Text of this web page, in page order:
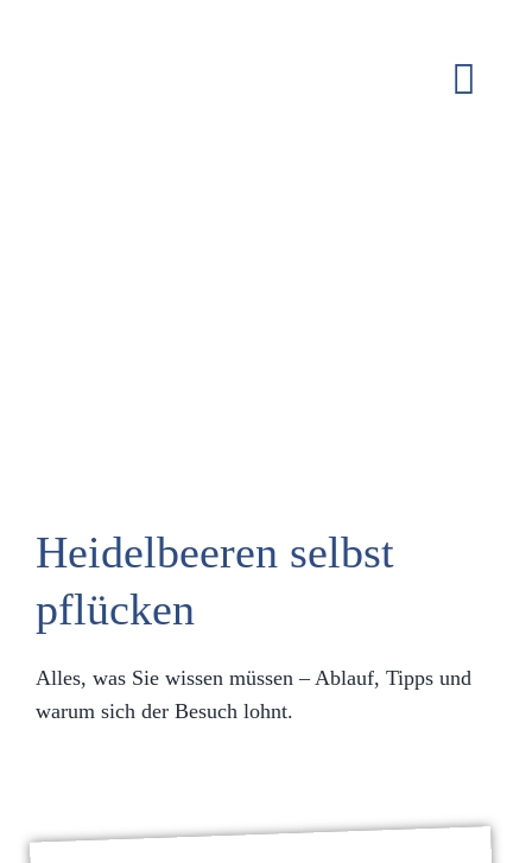
Heidelbeeren selbst
pflücken
Alles, was Sie wissen müssen – Ablauf, Tipps und
warum sich der Besuch lohnt.